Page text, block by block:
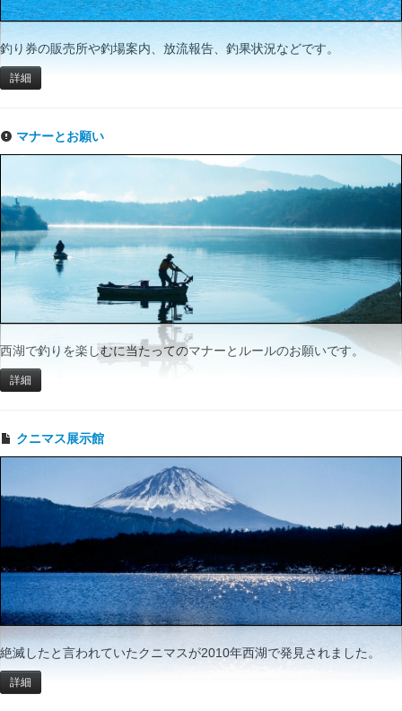
釣り券の販売所や釣場案内、放流報告、釣果状況などです。
詳細
マナーとお願い
西湖で釣りを楽しむに当たってのマナーとルールのお願いです。
詳細
クニマス展示館
絶滅したと言われていたクニマスが2010年西湖で発見されました。
詳細